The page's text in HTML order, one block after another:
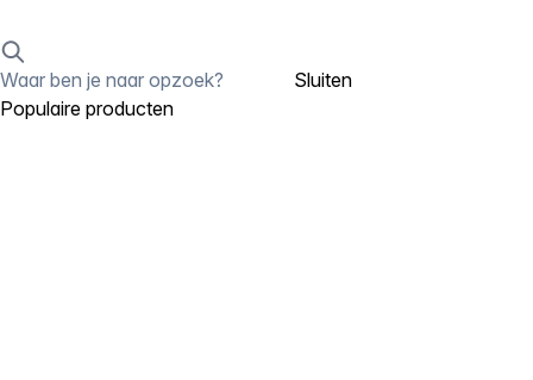
Sluiten
Populaire producten